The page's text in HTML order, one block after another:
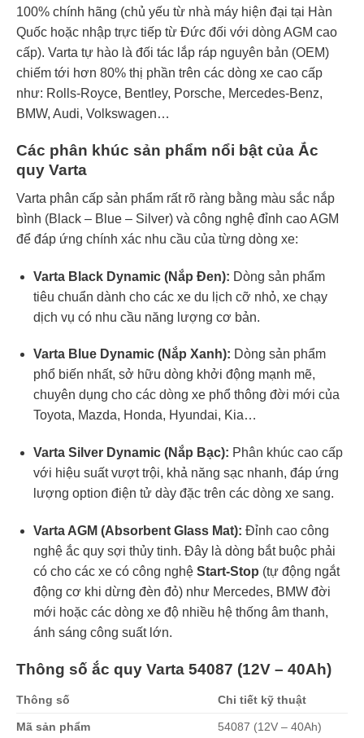
100% chính hãng (chủ yếu từ nhà máy hiện đại tại Hàn
Quốc hoặc nhập trực tiếp từ Đức đối với dòng AGM cao
cấp). Varta tự hào là đối tác lắp ráp nguyên bản (OEM)
chiếm tới hơn 80% thị phần trên các dòng xe cao cấp
như: Rolls-Royce, Bentley, Porsche, Mercedes-Benz,
BMW, Audi, Volkswagen…
Các phân khúc sản phẩm nổi bật của Ắc
quy Varta
Varta phân cấp sản phẩm rất rõ ràng bằng màu sắc nắp
bình (Black – Blue – Silver) và công nghệ đỉnh cao AGM
để đáp ứng chính xác nhu cầu của từng dòng xe:
Varta Black Dynamic (Nắp Đen): Dòng sản phẩm
tiêu chuẩn dành cho các xe du lịch cỡ nhỏ, xe chạy
dịch vụ có nhu cầu năng lượng cơ bản.
Varta Blue Dynamic (Nắp Xanh): Dòng sản phẩm
phổ biến nhất, sở hữu dòng khởi động mạnh mẽ,
chuyên dụng cho các dòng xe phổ thông đời mới của
Toyota, Mazda, Honda, Hyundai, Kia…
Varta Silver Dynamic (Nắp Bạc): Phân khúc cao cấp
với hiệu suất vượt trội, khả năng sạc nhanh, đáp ứng
lượng option điện tử dày đặc trên các dòng xe sang.
Varta AGM (Absorbent Glass Mat): Đỉnh cao công
nghệ ắc quy sợi thủy tinh. Đây là dòng bắt buộc phải
có cho các xe có công nghệ Start-Stop (tự động ngắt
động cơ khi dừng đèn đỏ) như Mercedes, BMW đời
mới hoặc các dòng xe độ nhiều hệ thống âm thanh,
ánh sáng công suất lớn.
Thông số ắc quy Varta 54087 (12V – 40Ah)
Thông số Chi tiết kỹ thuật
Mã sản phẩm 54087 (12V – 40Ah)